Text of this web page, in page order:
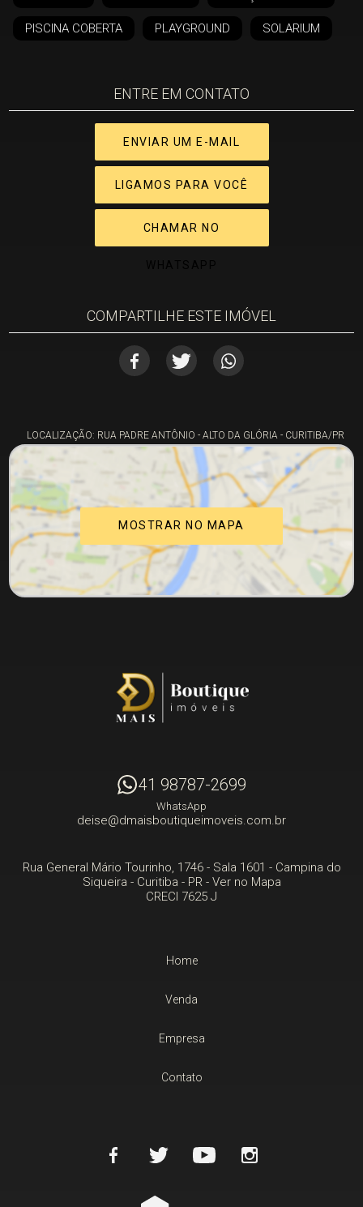
PISCINA COBERTA PLAYGROUND SOLARIUM
ENTRE EM CONTATO
ENVIAR UM E-MAIL
LIGAMOS PARA VOCÊ
CHAMAR NO
COMPARTILHE ESTE IMÓVEL
LOCALIZAÇÃO: RUA PADRE ANTÔNIO - ALTO DA GLÓRIA - CURITIBA/PR
MOSTRAR NO MAPA
41 98787-2699
WhatsApp
deise@dmaisboutiqueimoveis.com.br
Rua General Mário Tourinho, 1746 - Sala 1601 - Campina do
Siqueira - Curitiba - PR- Ver no Mapa
CRECI 7625 J
Home
Venda
Empresa
Contato